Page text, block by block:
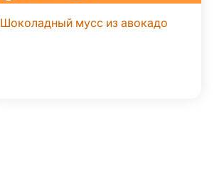
Шоколадный мусс из авокадо